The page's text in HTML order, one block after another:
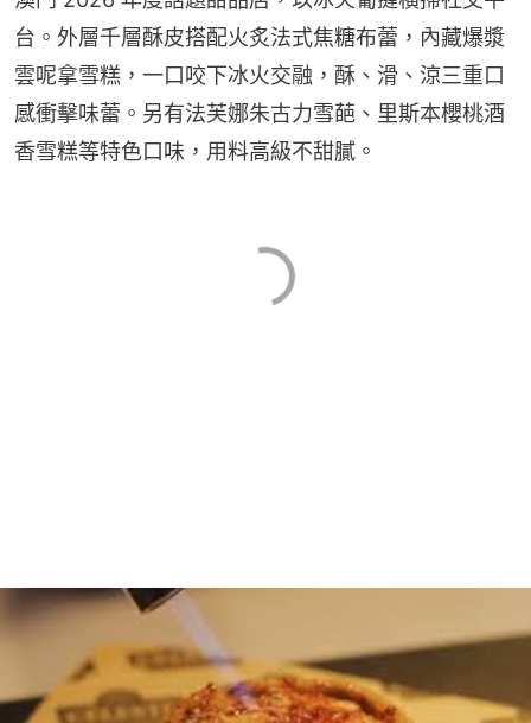
台。外層千層酥皮搭配火炙法式焦糖布蕾，內藏爆漿
雲呢拿雪糕，一口咬下冰火交融，酥、滑、涼三重口
感衝擊味蕾。另有法芙娜朱古力雪葩、里斯本櫻桃酒
香雪糕等特色口味，用料高級不甜膩。